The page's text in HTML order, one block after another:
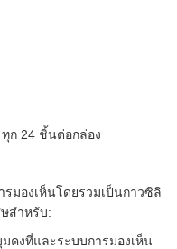
ก 24 ชิ้นต่อกล่อง
รมองเห็นโดยรวมเป็นกาวซิลิ
สำหรับ:
คงที่และระบบการมองเห็น